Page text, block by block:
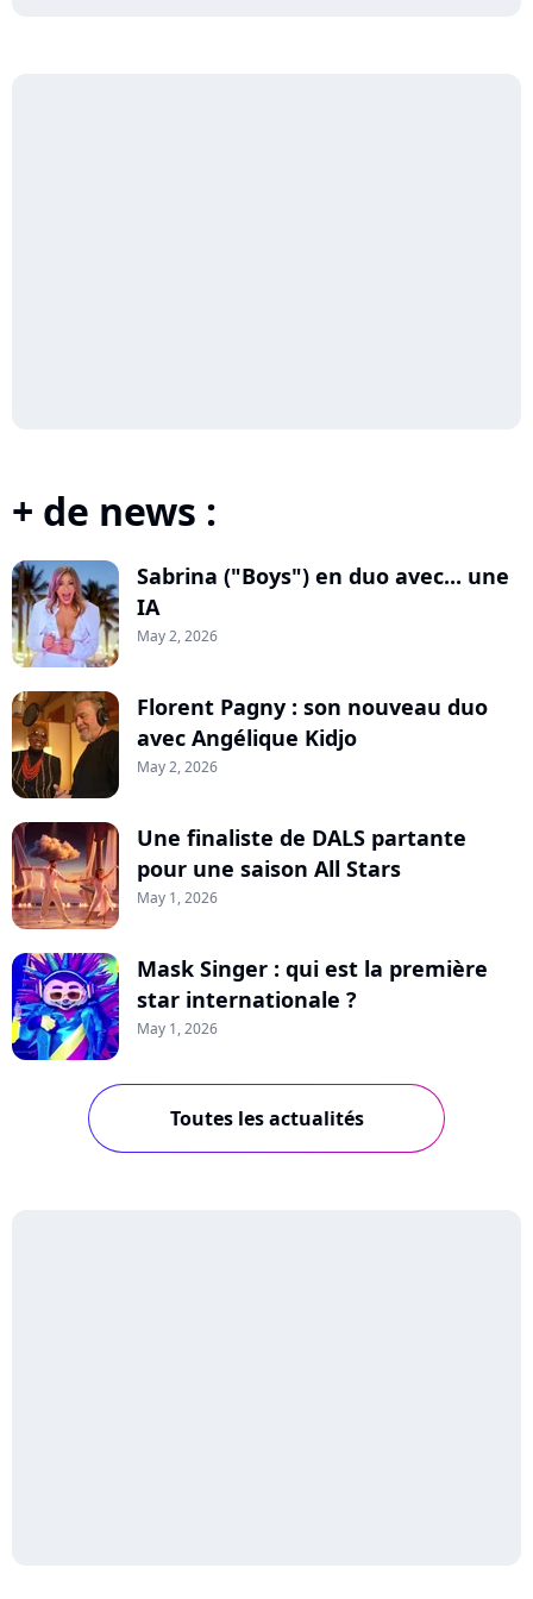
+ de news :
Sabrina ("Boys") en duo avec... une
IA
May 2, 2026
Florent Pagny : son nouveau duo
avec Angélique Kidjo
May 2, 2026
Une finaliste de DALS partante
pour une saison All Stars
May 1, 2026
Mask Singer : qui est la première
star internationale ?
May 1, 2026
Toutes les actualités